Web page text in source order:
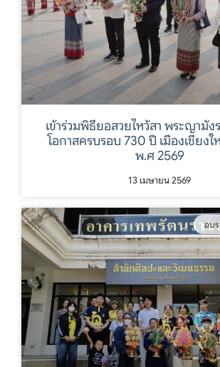
เข้าร่วมพิธียอสวยไหว้สา พระญามัง
โอกาสครบรอบ 730 ปี เมืองเชียงใ
พ.ศ 2569
13 เมษายน 2569
อบ